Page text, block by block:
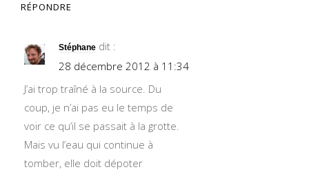
RÉPONDRE
Stéphane dit :
28 décembre 2012 à 11:34
J’ai trop traîné à la source. Du
coup, je n’ai pas eu le temps de
voir ce qu’il se passait à la grotte.
Mais vu l’eau qui continue à
tomber, elle doit dépoter